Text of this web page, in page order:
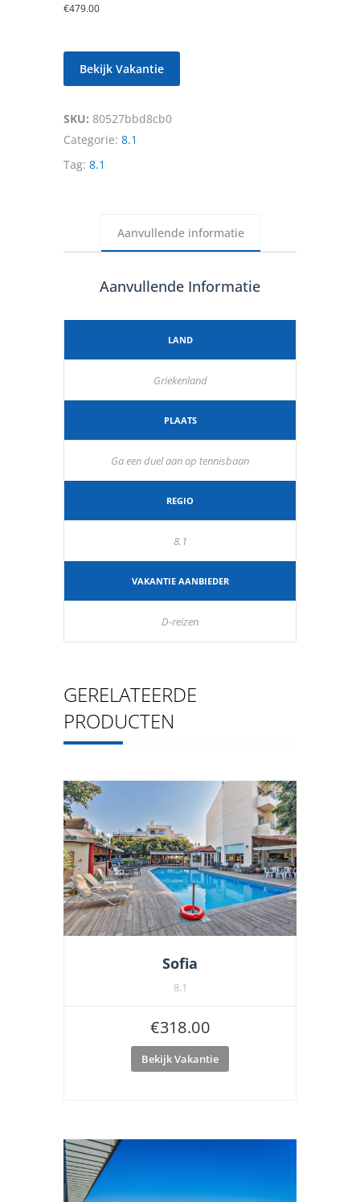
€479.00
Bekijk Vakantie
SKU: 80527bbd8cb0
Categorie: 8.1
Tag: 8.1
Aanvullende informatie
Aanvullende Informatie
LAND
Griekenland
PLAATS
Ga een duel aan op tennisbaan
REGIO
8.1
VAKANTIE AANBIEDER
D-reizen
GERELATEERDE
PRODUCTEN
Sofia
8.1
€318.00
Bekijk Vakantie